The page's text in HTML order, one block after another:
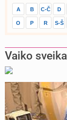
A B C-Č D
O P R S-Š
Vaiko